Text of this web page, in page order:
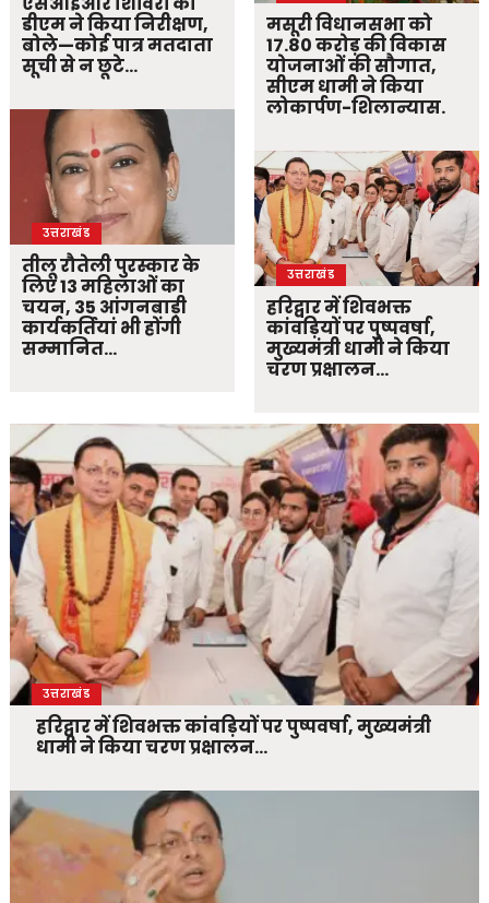
डीएम ने किया निरीक्षण,
बोले—कोई पात्र मतदाता
सूची से न छूटे…
उत्तराखंड
तीलू रौतेली पुरस्कार के
लिए 13 महिलाओं का
चयन, 35 आंगनबाड़ी
कार्यकर्तियां भी होंगी
सम्मानित…
मसूरी विधानसभा को
17.80 करोड़ की विकास
योजनाओं की सौगात,
सीएम धामी ने किया
लोकार्पण-शिलान्यास.
उत्तराखंड
हरिद्वार में शिवभक्त
कांवड़ियों पर पुष्पवर्षा,
मुख्यमंत्री धामी ने किया
चरण प्रक्षालन…
उत्तराखंड
हरिद्वार में शिवभक्त कांवड़ियों पर पुष्पवर्षा, मुख्यमंत्री
धामी ने किया चरण प्रक्षालन…